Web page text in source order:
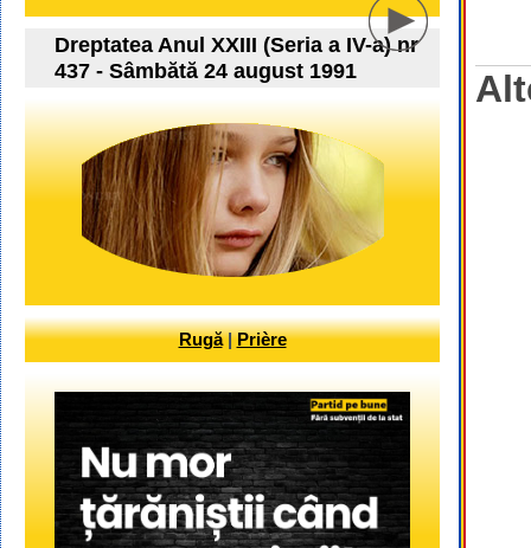
Dreptatea Anul XXIII (Seria a IV-a) nr
437 - Sâmbătă 24 august 1991
Rugă|Prière